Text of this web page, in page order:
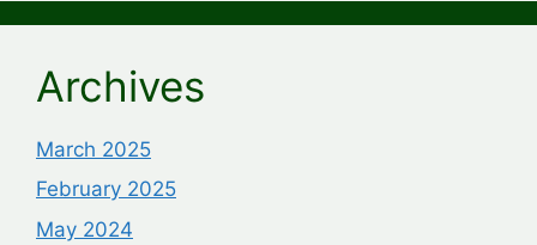
Archives
March 2025
February 2025
May 2024